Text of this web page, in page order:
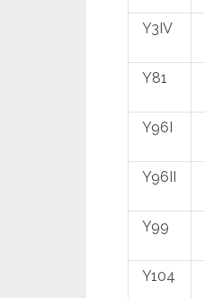
Y3IV
Y81
Y96I
Y96II
Y99
Y104